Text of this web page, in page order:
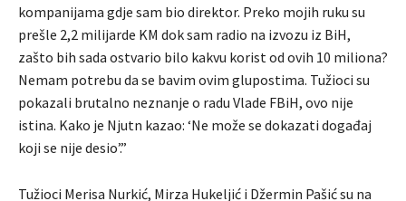
kompanijama gdje sam bio direktor. Preko mojih ruku su
prešle 2,2 milijarde KM dok sam radio na izvozu iz BiH,
zašto bih sada ostvario bilo kakvu korist od ovih 10 miliona?
Nemam potrebu da se bavim ovim glupostima. Tužioci su
pokazali brutalno neznanje o radu Vlade FBiH, ovo nije
istina. Kako je Njutn kazao: ‘Ne može se dokazati događaj
koji se nije desio’.”
Tužioci Merisa Nurkić, Mirza Hukeljić i Džermin Pašić su na